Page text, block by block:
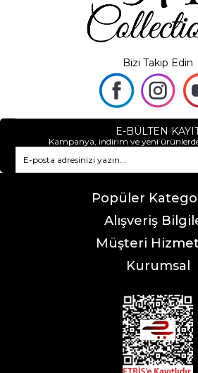
Bizi Takip Edin
E-BÜLTEN
Kampanya, indirim ve yeni
Popüler
Alışveriş
Müşteri
Kurumsal